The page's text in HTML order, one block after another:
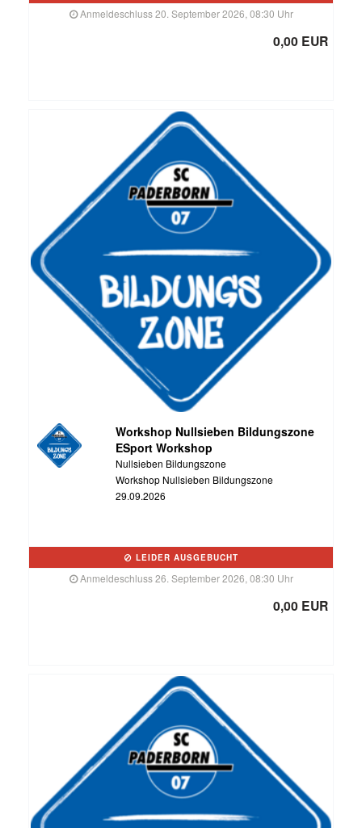
Anmeldeschluss 20. September 2026, 08:30 Uhr
0,00 EUR
Workshop Nullsieben Bildungszone
ESport Workshop
Nullsieben Bildungszone
Workshop Nullsieben Bildungszone
29.09.2026
LEIDER AUSGEBUCHT
Anmeldeschluss 26. September 2026, 08:30 Uhr
0,00 EUR